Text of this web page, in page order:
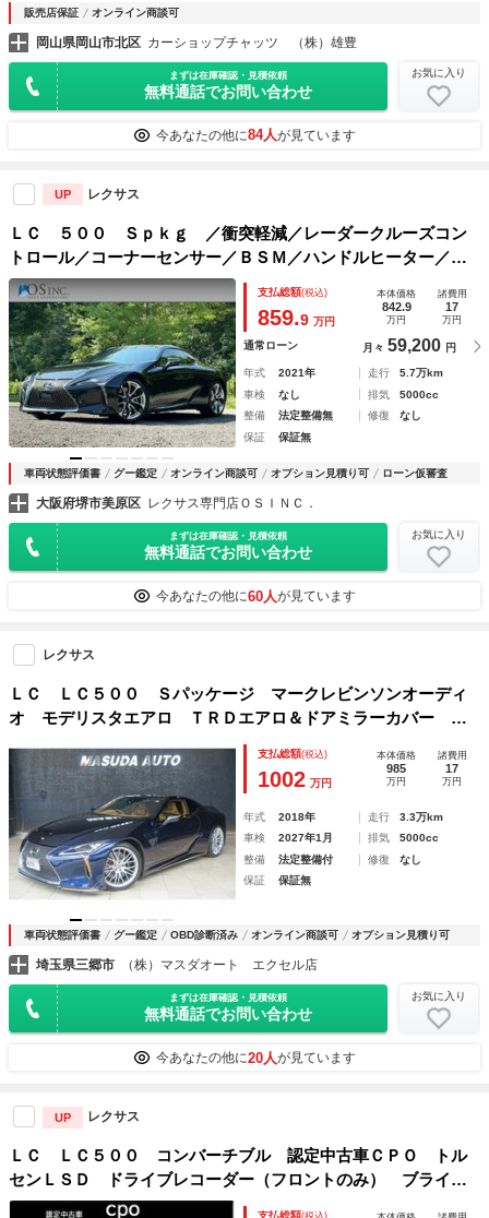
販売店保証 オンライン商談可
岡山県岡山市北区 カーショップチャッツ （株）雄豊
まずは在庫確認・見積依頼
無料通話でお問い合わせ
お気に入り
今あなたの他に84人が見ています
UP レクサス
ＬＣ ５００ Ｓｐｋｇ ／衝突軽減／レーダークルーズコン
トロール／コーナーセンサー／ＢＳＭ／ハンドルヒーター／シ
ートヒーター・エアコン／パワーシート／シートメモリ／ＥＴ
Ｃ／Ｂｌｕｅｔｏｏｔｈ／バックカメラ／フルセグＴＶ
支払総額(税込)
859.9 万円
本体価格
842.9
万円
諸費用
17
万円
通常ローン 月々 59,200 円
年式 2021年 走行
5.7万km
車検
なし 排気
5000cc
整備
法定整備無 修復
なし
保証
保証無
車両状態評価書 グー鑑定 オンライン商談可 オプション見積り可 ローン仮審査
大阪府堺市美原区 レクサス専門店ＯＳＩＮＣ．
まずは在庫確認・見積依頼
無料通話でお問い合わせ
お気に入り
今あなたの他に60人が見ています
レクサス
ＬＣ ＬＣ５００ Ｓパッケージ マークレビンソンオーディ
オ モデリスタエアロ ＴＲＤエアロ＆ドアミラーカバー カ
ールソン２１インチアルミ ＯＰドラレコ 社外デジタルイン
ナーミラー＆前方ドラレコ カラーＨＵＤ ステアリングヒー
ター
支払総額(税込)
1002 万円
本体価格
985
万円
諸費用
17
万円
年式 2018年 走行
3.3万km
車検
2027年1月 排気
5000cc
整備
法定整備付 修復
なし
保証
保証無
車両状態評価書 グー鑑定 OBD診断済み オンライン商談可 オプション見積り可
埼玉県三郷市 （株）マスダオート エクセル店
まずは在庫確認・見積依頼
無料通話でお問い合わせ
お気に入り
今あなたの他に20人が見ています
UP レクサス
ＬＣ ＬＣ５００ コンバーチブル 認定中古車ＣＰＯ トル
センＬＳＤ ドライブレコーダー（フロントのみ） ブライン
ドスポットモニター バックカメラ
支払総額(税込)